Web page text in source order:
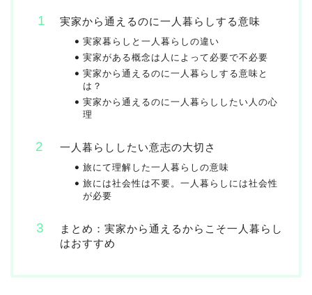
実家から通えるのに一人暮らしする意味
実家暮らしと一人暮らしの違い
実家がある概念は人によって必要で不必要
実家から通えるのに一人暮らしする意味と
は？
実家から通えるのに一人暮らししたい人の心
理
一人暮らししたい意志の大切さ
旅にて理解した一人暮らしの意味
旅には社会性は不要。一人暮らしには社会性
が必要
まとめ：実家から通えるからこそ一人暮らし
はおすすめ